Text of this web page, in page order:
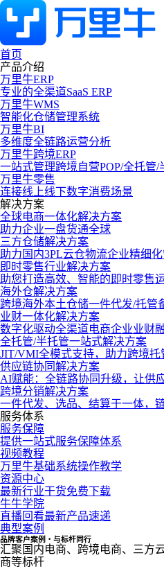
首页
产品介绍
万里牛ERP
专业的全渠道SaaS ERP
万里牛WMS
智能化仓储管理系统
万里牛BI
多维度全链路运营分析
万里牛跨境ERP
一站式管理跨境自营POP/全托管/
万里牛零售
连接线上线下数字消费场景
解决方案
全球电商一体化解决方案
助力企业一盘货通全球
三方仓储解决方案
助力国内3PL云仓物流企业精细
即时零售行业解决方案
助您打造高效、智能的即时零售
海外仓解决方案
跨境海外本土仓储一件代发/托管
业财一体化解决方案
数字化驱动全渠道电商企业业财
全托管/半托管一站式解决方案
JIT/VMI全模式支持，助力跨境托
供应链协同解决方案
AI赋能：全链路协同升级，让供
跨境分销解决方案
一件代发、选品、结算于一体，
服务体系
服务保障
提供一站式服务保障体系
视频教程
万里牛基础系统操作教学
资源中心
最新行业干货免费下载
牛牛学院
直播回看最新产品速递
典型案例
品牌客户案例・与标杆同行
汇聚国内电商、跨境电商、三方
商等标杆